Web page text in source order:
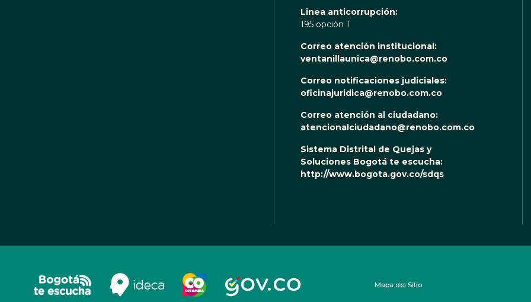
Linea anticorrupción:
195 opción 1
Correo atención institucional:
ventanillaunica@renobo.com.co
Correo notificaciones judiciales:
oficinajuridica@renobo.com.co
Correo atención al ciudadano:
atencionalciudadano@renobo.com.co
Sistema Distrital de Quejas y
Soluciones Bogotá te escucha:
http://www.bogota.gov.co/sdqs
Mapa del Sitio